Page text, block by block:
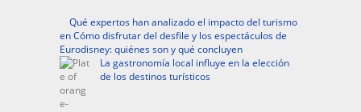
Qué expertos han analizado el impacto del turismo
en Cómo disfrutar del desfile y los espectáculos de
Eurodisney: quiénes son y qué concluyen
La gastronomía local influye en la elección
de los destinos turísticos